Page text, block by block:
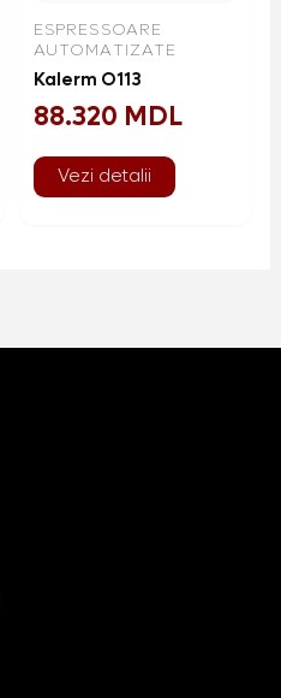
ESPRESSOARE
AUTOMATIZATE
Kalerm O113
88.320 MDL
Vezi detalii